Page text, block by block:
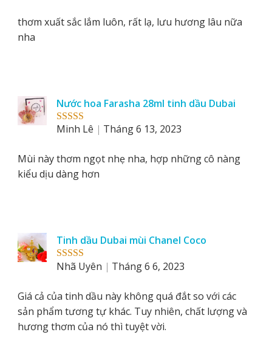
thơm xuất sắc lắm luôn, rất lạ, lưu hương lâu nữa
nha
Rated 5out
Nước hoa Farasha 28ml tinh dầu Dubai
Minh Lê
Tháng 6 13, 2023
Mùi này thơm ngọt nhẹ nha, hợp những cô nàng
kiểu dịu dàng hơn
Rated5out
Tinh dầu Dubai mùi Chanel Coco
Nhã Uyên
Tháng 6 6, 2023
Giá cả của tinh dầu này không quá đắt so với các
sản phẩm tương tự khác. Tuy nhiên, chất lượng và
hương thơm của nó thì tuyệt vời.